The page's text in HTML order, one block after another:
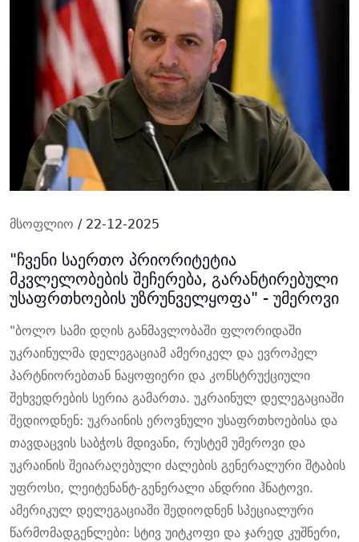
მსოფლიო / 22-12-2025
"ჩვენი საერთო პრიორიტეტია
მკვლელობების შეჩერება, გარანტირებული
უსაფრთხოების უზრუნველყოფა" - უმეროვი
"ბოლო სამი დღის განმავლობაში ფლორიდაში
უკრაინულმა დელეგაციამ ამერიკელ და ევროპელ
პარტნიორებთან ნაყოფიერი და კონსტრუქციული
შეხვედრების სერია გამართა. უკრაინულ დელეგაციაში
შედიოდნენ: უკრაინის ეროვნული უსაფრთხოებისა და
თავდაცვის საბჭოს მდივანი, რუსტემ უმეროვი და
უკრაინის შეიარაღებული ძალების გენერალური შტაბის
უფროსი, ლეიტენანტ-გენერალი ანდრიი ჰნატოვი.
ამერიკულ დელეგაციაში შედიოდნენ სპეციალური
წარმომადგენლები: სტივ უიტკოფი და ჯარედ კუშნერი,